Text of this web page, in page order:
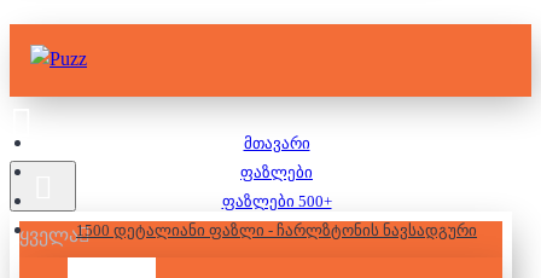
ყველა
მთავარი
ფაზლები
ფაზლები 500+
1500 დეტალიანი ფაზლი - ჩარლზტონის ნავსადგური